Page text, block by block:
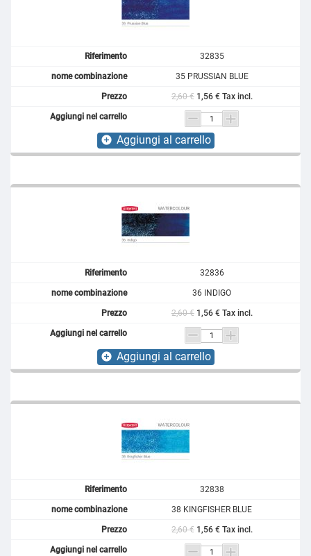
32835
35 PRUSSIAN BLUE
2,60 € 1,56 € Tax incl.
add_circle Aggiungi al carrello
32836
36 INDIGO
2,60 € 1,56 € Tax incl.
add_circle Aggiungi al carrello
32838
38 KINGFISHER BLUE
2,60 € 1,56 € Tax incl.